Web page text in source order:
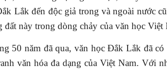
Lắk đến độc giả trong và ngoài nước
đất này trong dòng chảy của văn học Việt
50 năm đã qua, văn học Đắk Lắk đã có
văn hóa đa dạng của Việt Nam. Với